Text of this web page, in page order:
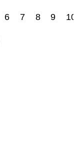
6 7 8 9 10